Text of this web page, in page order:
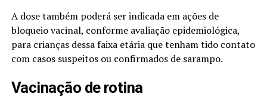
A dose também poderá ser indicada em ações de
bloqueio vacinal, conforme avaliação epidemiológica,
para crianças dessa faixa etária que tenham tido contato
com casos suspeitos ou confirmados de sarampo.
Vacinação de rotina